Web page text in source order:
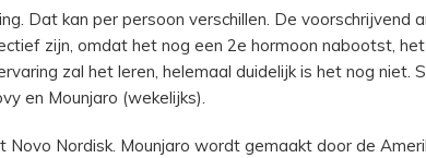
Dat kan per persoon verschillen. De voorschrijvend
zijn, omdat het nog een 2e hormoon nabootst,
zal het leren, helemaal duidelijk is het nog niet.
en Mounjaro (wekelijks).
Nordisk. Mounjaro wordt gemaakt door de